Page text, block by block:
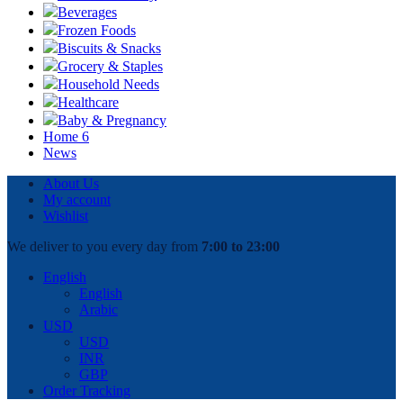
Beverages
Frozen Foods
Biscuits & Snacks
Grocery & Staples
Household Needs
Healthcare
Baby & Pregnancy
Home 6
News
About Us
My account
Wishlist
We deliver to you every day from 7:00 to 23:00
English
English
Arabic
USD
USD
INR
GBP
Order Tracking